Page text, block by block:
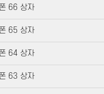
66 상자
65 상자
64 상자
63 상자